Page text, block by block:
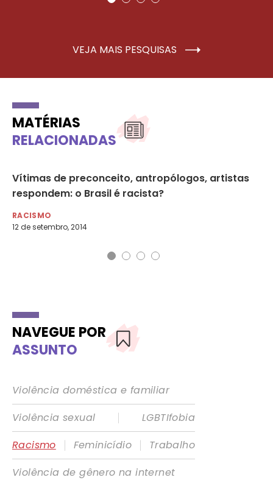
VEJA MAIS PESQUISAS
MATÉRIAS
RELACIONADAS
Vítimas de preconceito, antropólogos, artistas
respondem: o Brasil é racista?
RACISMO
12 de setembro, 2014
NAVEGUE POR
ASSUNTO
Violência doméstica e familiar
Violência sexual
|
LGBTIfobia
Racismo
| Feminicídio |
Trabalho
Violência de gênero na internet